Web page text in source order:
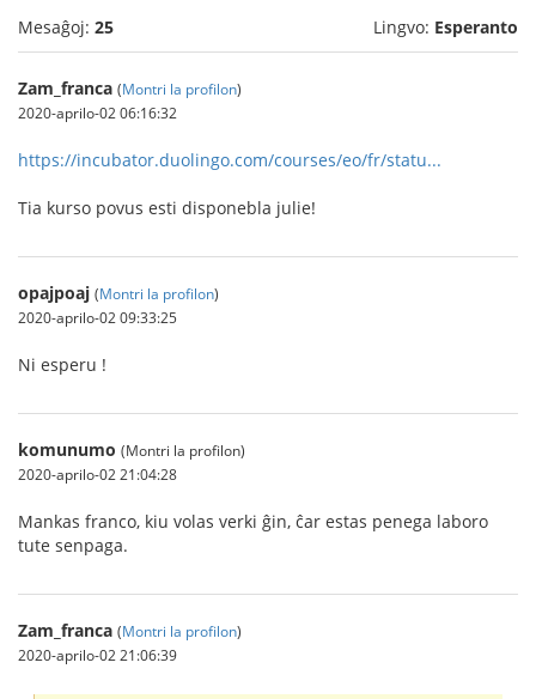
Mesaĝoj: 25 Lingvo: Esperanto
Zam_franca (Montri la profilon)
2020-aprilo-02 06:16:32
https://incubator.duolingo.com/courses/eo/fr/statu...
Tia kurso povus esti disponebla julie!
opajpoaj (Montri la profilon)
2020-aprilo-02 09:33:25
Ni esperu !
komunumo (Montri la profilon)
2020-aprilo-02 21:04:28
Mankas franco, kiu volas verki ĝin, ĉar estas penega laboro
tute senpaga.
Zam_franca (Montri la profilon)
2020-aprilo-02 21:06:39